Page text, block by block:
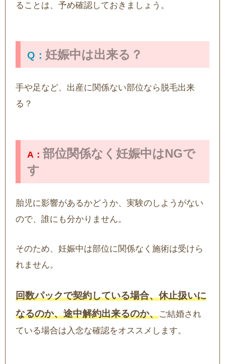
ることは、予め確認しておきましょう。
妊娠中は出来る？
手や足など、出産に関係ない部位なら脱毛出来
る？
部位関係なく妊娠中はNGで
す
胎児に影響があるかどうか、実験のしようがない
ので、誰にも分かりません。
そのため、妊娠中は部位に関係なく施術は受けら
れません。
回数パックで契約している場合、休止扱いに
なるのか、途中解約出来るのか、ご結婚され
ている場合は入念な確認をオススメします。